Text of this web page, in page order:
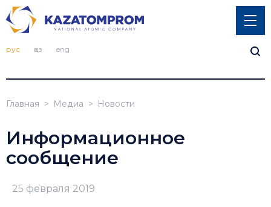
рус қаз eng
Главная Медиа Новости
Информационное
сообщение
25 февраля 2019